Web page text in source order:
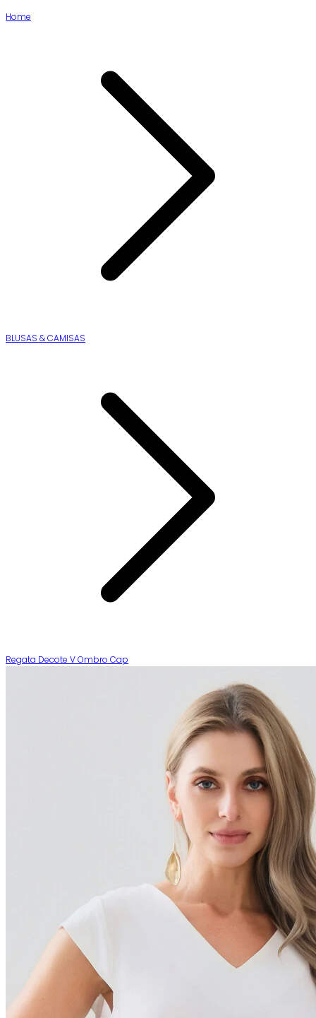
Home
BLUSAS & CAMISAS
Regata Decote V Ombro Cap